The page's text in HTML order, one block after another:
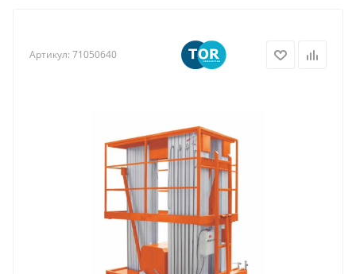
Артикул: 71050640